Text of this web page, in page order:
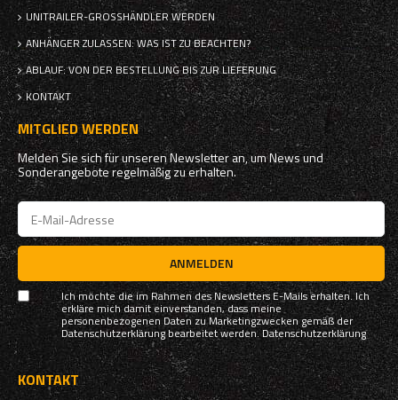
UNITRAILER-GROSSHÄNDLER WERDEN
ANHÄNGER ZULASSEN: WAS IST ZU BEACHTEN?
ABLAUF: VON DER BESTELLUNG BIS ZUR LIEFERUNG
KONTAKT
MITGLIED WERDEN
Melden Sie sich für unseren Newsletter an, um News und
Sonderangebote regelmäßig zu erhalten.
ANMELDEN
Ich möchte die im Rahmen des Newsletters E-Mails erhalten. Ich
erkläre mich damit einverstanden, dass meine
personenbezogenen Daten zu Marketingzwecken gemäß der
Datenschutzerklärung bearbeitet werden.Datenschutzerklärung
KONTAKT